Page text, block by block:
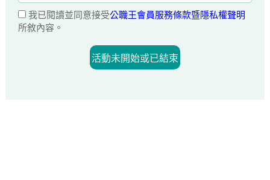
我已閱讀並同意接受公職王會員服務條款暨隱私權聲明
所敘內容。
活動未開始或已結束